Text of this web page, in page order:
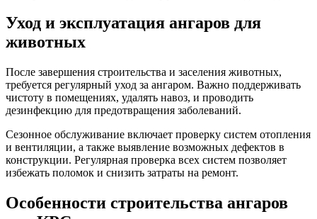
Уход и эксплуатация ангаров для
животных
После завершения строительства и заселения животных,
требуется регулярный уход за ангаром. Важно поддерживать
чистоту в помещениях, удалять навоз, и проводить
дезинфекцию для предотвращения заболеваний.
Сезонное обслуживание включает проверку систем отопления
и вентиляции, а также выявление возможных дефектов в
конструкции. Регулярная проверка всех систем позволяет
избежать поломок и снизить затраты на ремонт.
Особенности строительства ангаров